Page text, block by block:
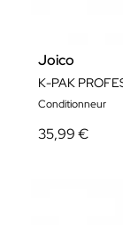
Joico
Conditionneur
35,99 €